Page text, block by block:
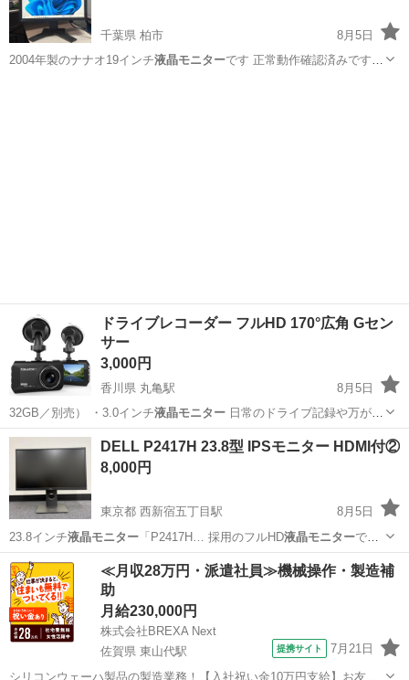
千葉県 柏市
8月5日
2004年製のナナオ19インチ液晶モニターです 正常動作確認済みです
ドライブレコーダー フルHD 170°広角 Gセン
サー
3,000円
香川県 丸亀駅
8月5日
32GB／別売） ・3.0インチ液晶モニター日常のドライブ記録や万が
一…
香川 丸亀市 セーフティ、チャイルドシート
DELL P2417H 23.8型 IPSモニター HDMI付②
8,000円
東京都 西新宿五丁目駅
8月5日
23.8インチ液晶モニター「P2417H… 採用のフルHD液晶モニターで、
高さ調整・…
東京 渋谷区 西新宿五丁目駅 周辺機器 DELL
≪月収28万円・派遣社員≫機械操作・製造補
助
月給230,000円
株式会社BREXA Next
佐賀県 東山代駅
提携サイト 7月21日
シリコンウェーハ製品の製造業務！【入社祝い金10万円支給】お友達